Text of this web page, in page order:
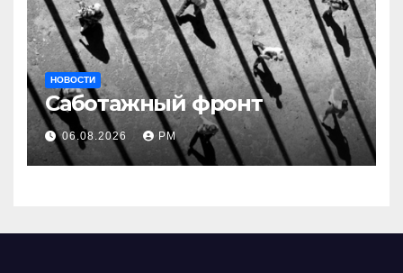
НОВОСТИ
Саботажный фронт
06.08.2026 РМ